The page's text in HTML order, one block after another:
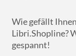
Wie gefällt
Libri.Shopline?
gespannt!